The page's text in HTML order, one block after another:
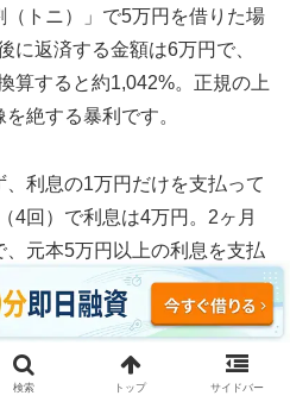
トニ）」で5万円を借りた場
に返済する金額は6万円で、
算すると約1,042%。正規の上
絶する暴利です。
利息の1万円だけを支払って
4回）で利息は4万円。2ヶ月
元本5万円以上の利息を支払
払い総額は約12万円。元本5
、それでも借金は減っていま
検索 トップ サイドバー